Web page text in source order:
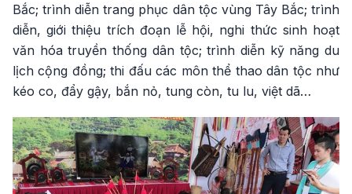
Bắc; trình diễn trang phục dân tộc vùng Tây Bắc; trình
diễn, giới thiệu trích đoạn lễ hội, nghi thức sinh hoạt
văn hóa truyền thống dân tộc; trình diễn kỹ năng du
lịch cộng đồng; thi đấu các môn thể thao dân tộc như
kéo co, đẩy gậy, bắn nỏ, tung còn, tu lu, việt dã…